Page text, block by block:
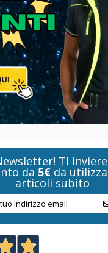
Ti
da 5€ da
articoli subito